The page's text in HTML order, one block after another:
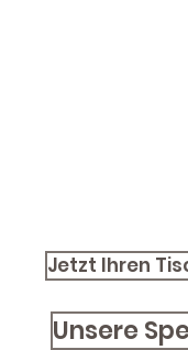
Jetzt Ihren
Unsere